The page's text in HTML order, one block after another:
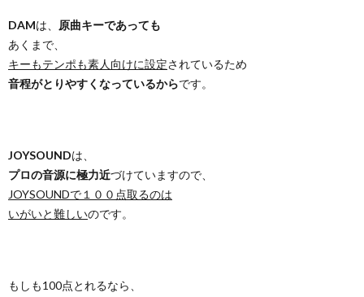
DAMは、 原曲キーであっても
あくまで、
キーもテンポも素人向けに設定されているため
音程がとりやすくなっているからです。
JOYSOUNDは、
プロの音源に極力近づけていますので、
JOYSOUNDで１００点取るのは
いがいと難しいのです。
もしも100点とれるなら、